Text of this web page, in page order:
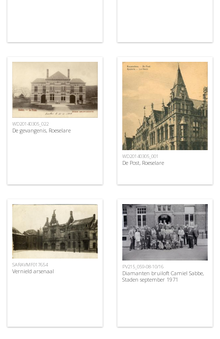
WD20140305_022
De gevangenis, Roeselare
WD20140305_001
De Post, Roeselare
SARAVMF017654
Vernield arsenaal
PV215_059-08-10/16
Diamanten bruiloft Camiel Sabbe,
Staden september 1971